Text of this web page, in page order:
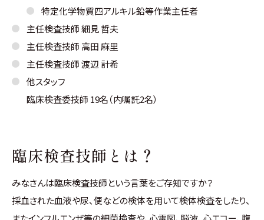
特定化学物質四アルキル鉛等作業主任者
主任検査技師 細見 哲夫
主任検査技師 高田 麻里
主任検査技師 渡辺 計希
他スタッフ
臨床検査委技師 19名（内嘱託2名）
臨床検査技師とは？
みなさんは臨床検査技師という言葉をご存知ですか？
採血された血液や尿、便などの検体を用いて検体検査をしたり、